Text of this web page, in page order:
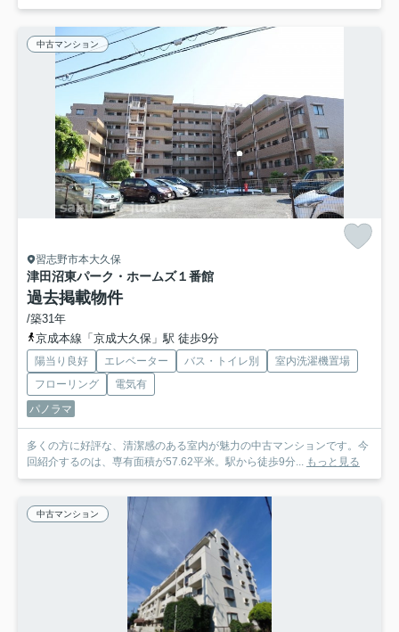
中古マンション
習志野市本大久保
津田沼東パーク・ホームズ１番館
過去掲載物件
/築31年
京成本線「京成大久保」駅 徒歩9分
陽当り良好 エレベーター バス・トイレ別
室内洗濯機置場
フローリング
電気有
パノラマ
多くの方に好評な、清潔感のある室内が魅力の中古マンションです。今
回紹介するのは、専有面積が57.62平米。駅から徒歩9分... もっと見る
中古マンション